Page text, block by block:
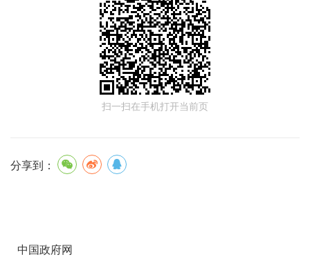
扫一扫在手机打开当前页
分享到：
中国政府网